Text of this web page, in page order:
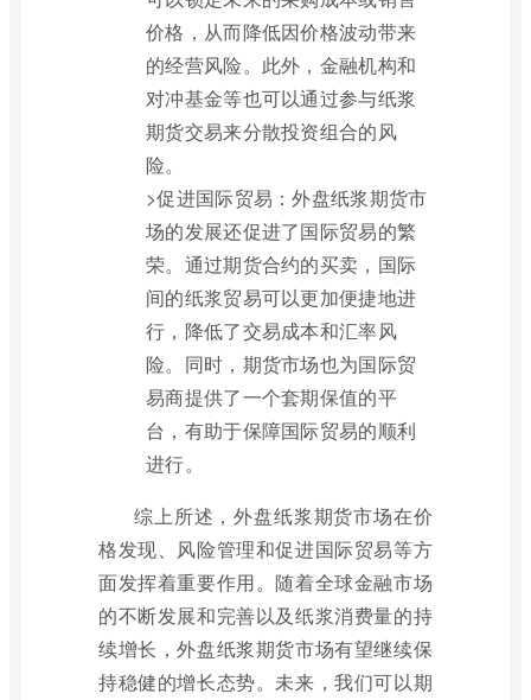
价格，从而降低因价格波动带来
的经营风险。此外，金融机构和
对冲基金等也可以通过参与纸浆
期货交易来分散投资组合的风
险。
>促进国际贸易：外盘纸浆期货市
场的发展还促进了国际贸易的繁
荣。通过期货合约的买卖，国际
间的纸浆贸易可以更加便捷地进
行，降低了交易成本和汇率风
险。同时，期货市场也为国际贸
易商提供了一个套期保值的平
台，有助于保障国际贸易的顺利
进行。
综上所述，外盘纸浆期货市场在价
格发现、风险管理和促进国际贸易等方
面发挥着重要作用。随着全球金融市场
的不断发展和完善以及纸浆消费量的持
续增长，外盘纸浆期货市场有望继续保
持稳健的增长态势。未来，我们可以期